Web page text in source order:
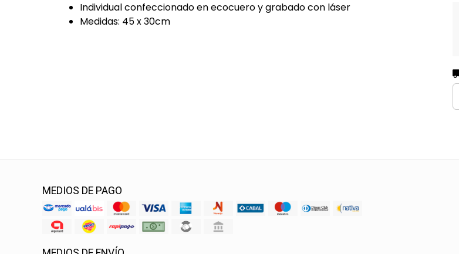
Individual confeccionado en ecocuero y grabado con láser
Medidas: 45 x 30cm
MEDIOS DE PAGO